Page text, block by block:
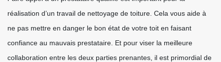
réalisation d’un travail de nettoyage de toiture. Cela vous aide à
ne pas mettre en danger le bon état de votre toit en faisant
confiance au mauvais prestataire. Et pour viser la meilleure
collaboration entre les deux parties prenantes, il est primordial de